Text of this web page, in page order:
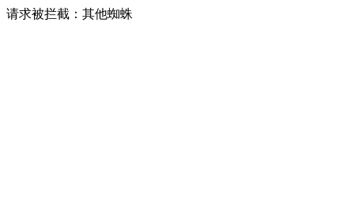
请求被拦截：其他蜘蛛